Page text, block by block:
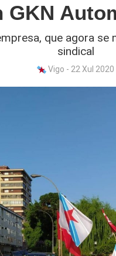
GKN
que agora
sindical
Vigo - 22 Xul 2020